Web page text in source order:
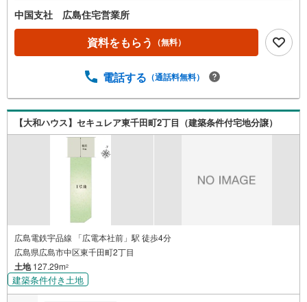
中国支社 広島住宅営業所
資料をもらう （無料）
電話する （通話料無料）
【大和ハウス】セキュレア東千田町2丁目（建築条件付宅地分譲）
広島電鉄宇品線 「広電本社前」駅 徒歩4分
広島県広島市中区東千田町2丁目
土地127.29m2
建築条件付き土地